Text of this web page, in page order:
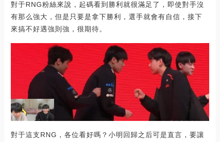
對于RNG粉絲來說，起碼看到勝利就很滿足了，即使對手沒
有那么強大，但是只要是拿下勝利，選手就會有自信，接下
來搞不好遇強則強，很期待。
對于這支RNG，各位看好嗎？小明回歸之后可是直言，要讓